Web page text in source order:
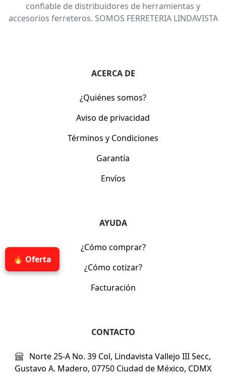
🔥 Oferta
confiable de distribuidores de herramientas y
accesorios ferreteros. SOMOS FERRETERIA LINDAVISTA
ACERCA DE
¿Quiénes somos?
Aviso de privacidad
Términos y Condiciones
Garantía
Envíos
AYUDA
¿Cómo comprar?
¿Cómo cotizar?
Facturación
CONTACTO
Norte 25-A No. 39 Col, Lindavista Vallejo III Secc,
Gustavo A. Madero, 07750 Ciudad de México, CDMX